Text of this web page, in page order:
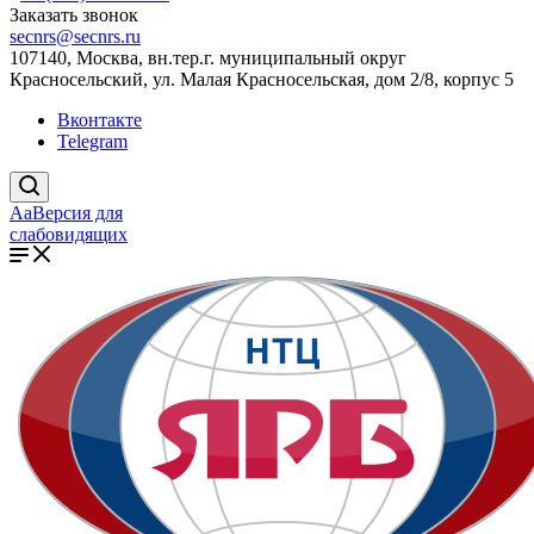
Заказать звонок
secnrs@secnrs.ru
107140, Москва, вн.тер.г. муниципальный округ
Красносельский, ул. Малая Красносельская, дом 2/8, корпус 5
Вконтакте
Telegram
AaВерсия для
слабовидящих